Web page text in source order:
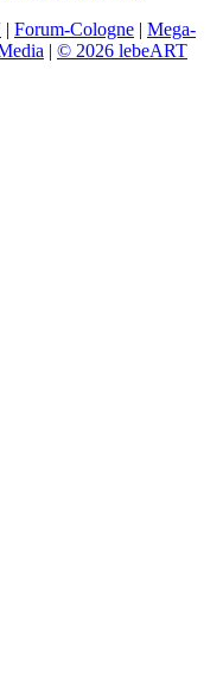
| Forum-Cologne | Mega-
| © 2026 lebeART